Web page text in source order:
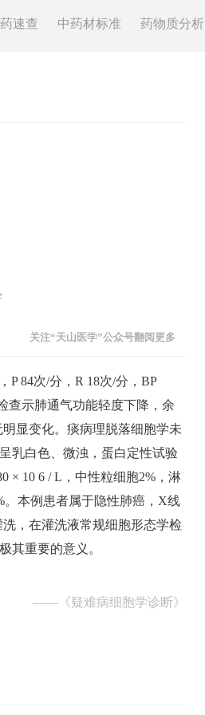
速查 中药材标准 药物质分析
关注“天山医学”公众号翻阅更多
84次/分，R 18次/分，BP
查示肺通气功能轻度下降，余
显变化。痰病理脱落细胞学未
乳白色、微浊，蛋白定性试验
× 10 6 / L，中性粒细胞2%，淋
。本例患者属于隐性肺癌，X线
，在灌洗液常规细胞形态学检
其重要的意义。
—— 《疑难病细胞学诊断》